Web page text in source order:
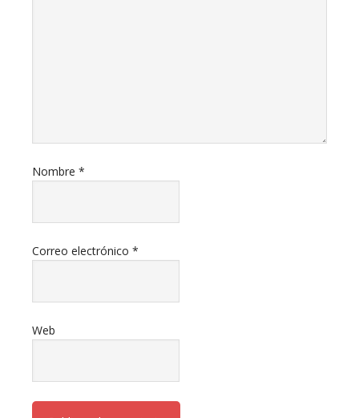
Nombre *
Correo electrónico *
Web